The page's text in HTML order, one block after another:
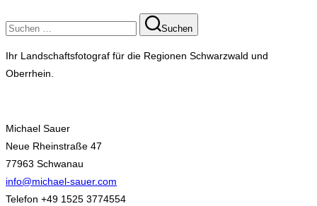
Suchen
nach:
Suchen
Ihr Landschaftsfotograf für die Regionen Schwarzwald und
Oberrhein.
Michael Sauer
Neue Rheinstraße 47
77963 Schwanau
info@michael-sauer.com
Telefon +49 1525 3774554